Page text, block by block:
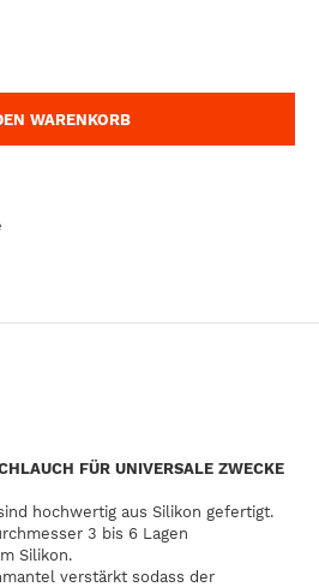
WARENKORB
FÜR UNIVERSALE ZWECKE
hochwertig aus Silikon gefertigt.
3 bis 6 Lagen
Silikon.
verstärkt sodass der